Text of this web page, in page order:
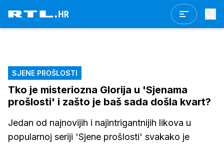
SJENE PROŠLOSTI
Tko je misteriozna Glorija u 'Sjenama
prošlosti' i zašto je baš sada došla kvart?
Jedan od najnovijih i najintrigantnijih likova u
popularnoj seriji 'Sjene prošlosti' svakako je